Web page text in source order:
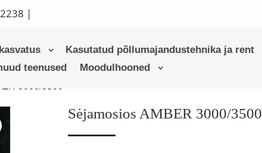
|
Kasutatud põllumajandustehnika ja rent
teenused
Moodulhooned
3000/3500
Sėjamosios AMBER 3000/3500